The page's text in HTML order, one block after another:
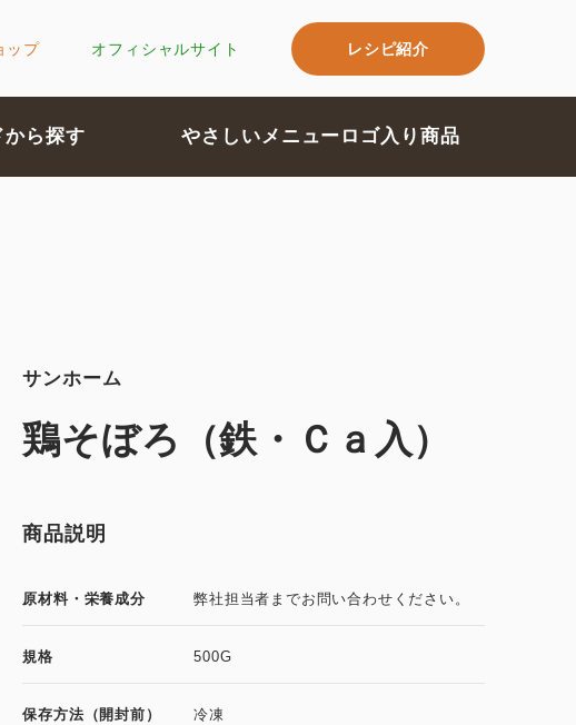
ップ オフィシャルサイト レシピ紹介
から探す やさしいメニューロゴ入り商品
サンホーム
鶏そぼろ（鉄・Ｃａ入）
商品説明
原材料・栄養成分 弊社担当者までお問い合わせください。
規格 500G
保存方法（開封前） 冷凍